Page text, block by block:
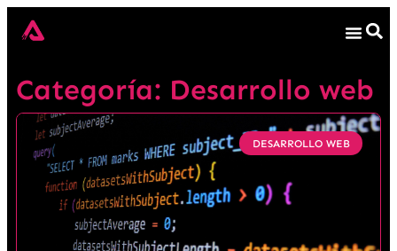
Categoría: Desarrollo web
DESARROLLO WEB